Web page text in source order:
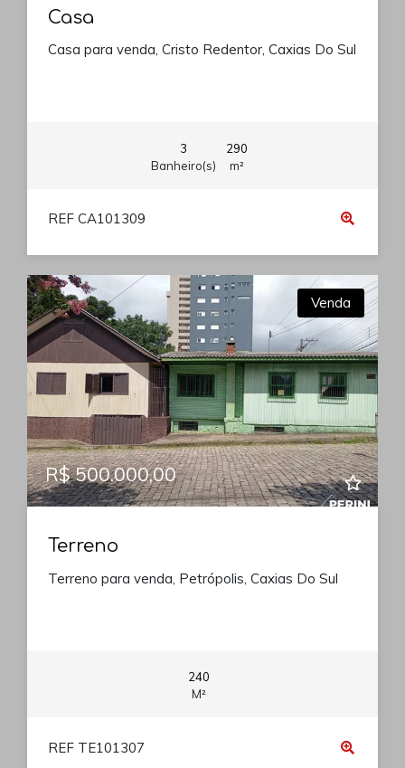
Casa
Casa para venda, Cristo Redentor, Caxias Do Sul
3
Banheiro(s)
290
m²
REF CA101309
Venda
R$ 500.000,00
Terreno
Terreno para venda, Petrópolis, Caxias Do Sul
240
M²
REF TE101307